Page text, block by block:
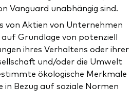
Vanguard unabhängig sind.
von Aktien von Unternehmen
Grundlage von potenziell
ihres Verhaltens oder ihrer
und/oder die Umwelt
ökologische Merkmale
in Bezug auf soziale Normen